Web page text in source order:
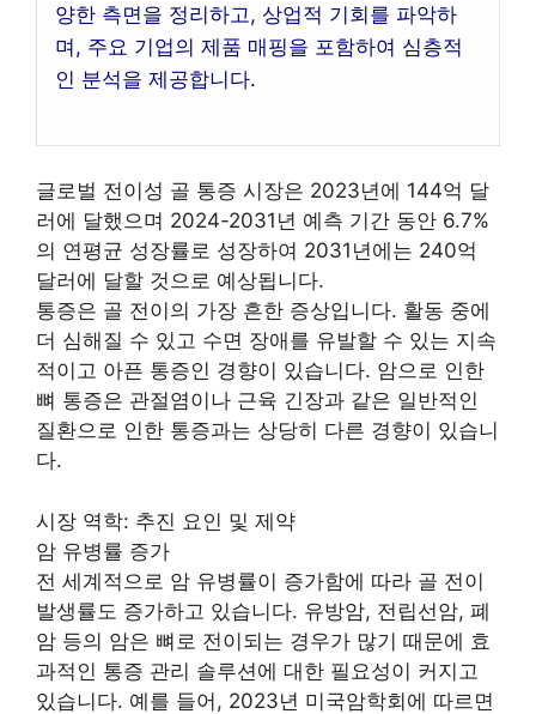
양한 측면을 정리하고, 상업적 기회를 파악하
며, 주요 기업의 제품 매핑을 포함하여 심층적
인 분석을 제공합니다.
글로벌 전이성 골 통증 시장은 2023년에 144억 달
러에 달했으며 2024-2031년 예측 기간 동안 6.7%
의 연평균 성장률로 성장하여 2031년에는 240억
달러에 달할 것으로 예상됩니다.
통증은 골 전이의 가장 흔한 증상입니다. 활동 중에
더 심해질 수 있고 수면 장애를 유발할 수 있는 지속
적이고 아픈 통증인 경향이 있습니다. 암으로 인한
뼈 통증은 관절염이나 근육 긴장과 같은 일반적인
질환으로 인한 통증과는 상당히 다른 경향이 있습니
다.
시장 역학: 추진 요인 및 제약
암 유병률 증가
전 세계적으로 암 유병률이 증가함에 따라 골 전이
발생률도 증가하고 있습니다. 유방암, 전립선암, 폐
암 등의 암은 뼈로 전이되는 경우가 많기 때문에 효
과적인 통증 관리 솔루션에 대한 필요성이 커지고
있습니다. 예를 들어, 2023년 미국암학회에 따르면